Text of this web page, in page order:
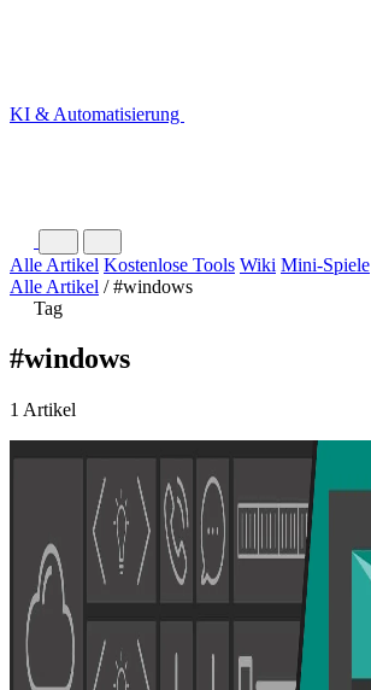
KI & Automatisierung
Alle Artikel Kostenlose Tools Wiki Mini-Spiele
Alle Artikel / #windows
Tag
#windows
1 Artikel